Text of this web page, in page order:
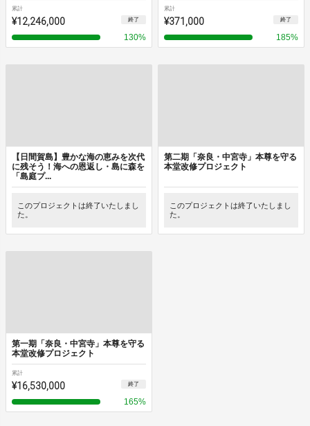
累計
¥12,246,000 終了
130%
累計
¥371,000 終了
185%
【日間賀島】豊かな海の恵みを次代
に残そう！海への恩返し・島に森を
「島庭プ...
このプロジェクトは終了いたしまし
た。
第二期「奈良・中宮寺」本尊を守る
本堂改修プロジェクト
このプロジェクトは終了いたしまし
た。
第一期「奈良・中宮寺」本尊を守る
本堂改修プロジェクト
累計
¥16,530,000 終了
165%